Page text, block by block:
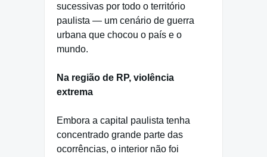
sucessivas por todo o território
paulista — um cenário de guerra
urbana que chocou o país e o
mundo.
Na região de RP, violência
extrema
Embora a capital paulista tenha
concentrado grande parte das
ocorrências, o interior não foi